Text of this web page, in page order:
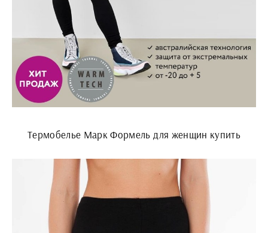
Термобелье Марк Формель для женщин купить